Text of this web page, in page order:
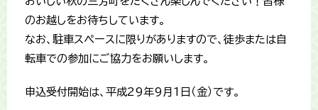
のお越しをお待ちしています。
なお、駐車スペースに限りがありますので、徒歩または自
転車での参加にご協力をお願いします。
申込受付開始は、平成29年9月1日（金）です。